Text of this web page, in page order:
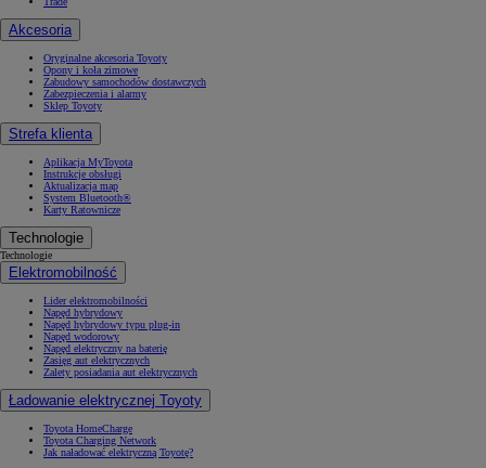
Akcesoria
Oryginalne akcesoria Toyoty
Opony i koła zimowe
Zabudowy samochodów dostawczych
Zabezpieczenia i alarmy
Sklep Toyoty
Strefa klienta
Aplikacja MyToyota
Instrukcje obsługi
Aktualizacja map
System Bluetooth®
Karty Ratownicze
Technologie
Technologie
Elektromobilność
Lider elektromobilności
Napęd hybrydowy
Napęd hybrydowy typu plug-in
Napęd wodorowy
Napęd elektryczny na baterię
Zasięg aut elektrycznych
Zalety posiadania aut elektrycznych
Ładowanie elektrycznej Toyoty
Toyota HomeCharge
Toyota Charging Network
Jak naładować elektryczną Toyotę?